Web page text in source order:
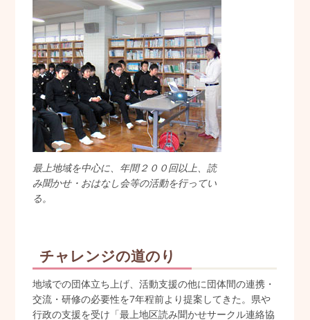
最上地域を中心に、年間２００回以上、読
み聞かせ・おはなし会等の活動を行ってい
る。
チャレンジの道のり
地域での団体立ち上げ、活動支援の他に団体間の連携・
交流・研修の必要性を7年程前より提案してきた。県や
行政の支援を受け「最上地区読み聞かせサークル連絡協